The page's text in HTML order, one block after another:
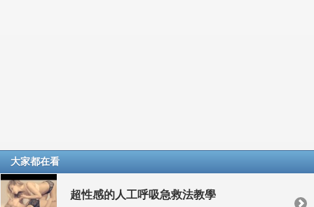
大家都在看
超性感的人工呼吸急救法教學